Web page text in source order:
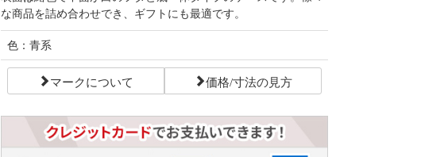
な商品を詰め合わせでき、ギフトにも最適です。
色：青系
マークについて 価格/寸法の見方